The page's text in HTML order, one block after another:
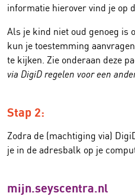
informatie hierover vind je op
Als je kind niet oud genoeg is
kun je toestemming
te kijken. Zie onderaan deze
via DigiD regelen voor een
Stap 2:
Zodra de (machtiging via)
je in de adresbalk op je
mijn.seyscentra.nl